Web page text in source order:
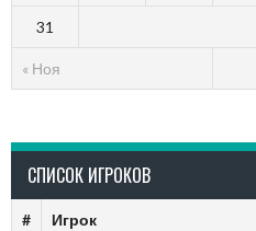
« Ноя
31
СПИСОК ИГРОКОВ
# Игрок